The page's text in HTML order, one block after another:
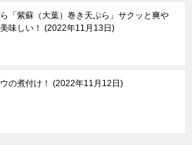
「紫蘇（大葉）巻き天ぷら」サクッと爽や
味しい！
2022年11月13日
の煮付け！ 2022年11月12日